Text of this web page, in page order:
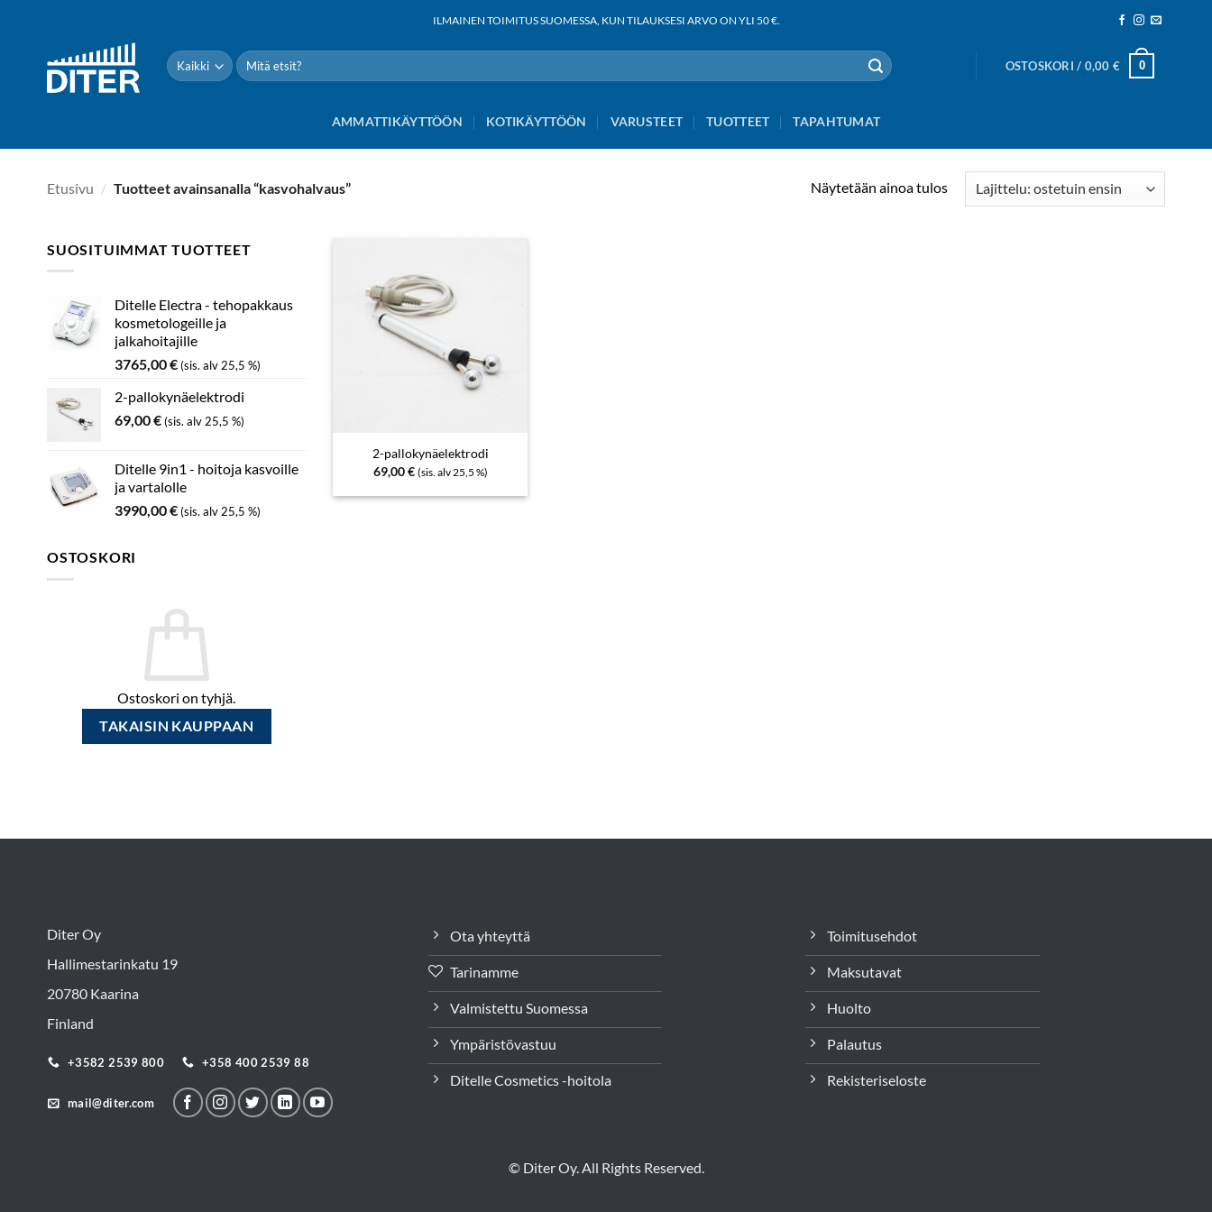
ILMAINEN TOIMITUS SUOMESSA, KUN TILAUKSESI ARVO ON YLI 50 €.
Etsi:
OSTOSKORI / 0,00 € 0
AMMATTIKÄYTTÖÖN KOTIKÄYTTÖÖN VARUSTEET TUOTTEET TAPAHTUMAT
Etusivu / Tuotteet avainsanalla “kasvohalvaus” Näytetään ainoa tulos
SUOSITUIMMAT TUOTTEET
Ditelle Electra - tehopakkaus
kosmetologeille ja
jalkahoitajille
3765,00€(sis. alv 25,5 %)
2-pallokynäelektrodi
69,00€(sis. alv 25,5 %)
Ditelle 9in1 - hoitoja kasvoille
ja vartalolle
3990,00€(sis. alv 25,5 %)
OSTOSKORI
Ostoskori on tyhjä.
TAKAISIN KAUPPAAN
2-pallokynäelektrodi
69,00€ (sis. alv 25,5 %)
Diter Oy
Hallimestarinkatu 19
20780 Kaarina
Finland
+3582 2539 800 +358 400 2539 88
mail@diter.com
Ota yhteyttä
Tarinamme
Valmistettu Suomessa
Ympäristövastuu
Ditelle Cosmetics -hoitola
Toimitusehdot
Maksutavat
Huolto
Palautus
Rekisteriseloste
© Diter Oy. All Rights Reserved.